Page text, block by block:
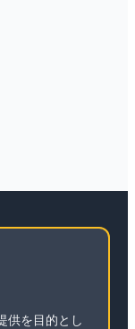
供を目的とし